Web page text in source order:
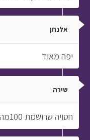
אלנתן
יפה מאוד
שירה
חסויה שרושמת 100מהם למה את מגלה שאת בת